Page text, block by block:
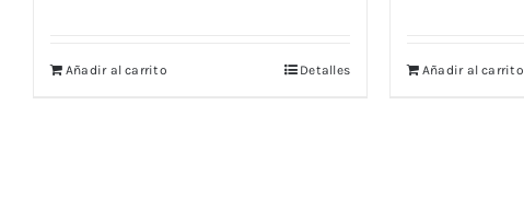
Añadir al carrito Detalles Añadir al carrito